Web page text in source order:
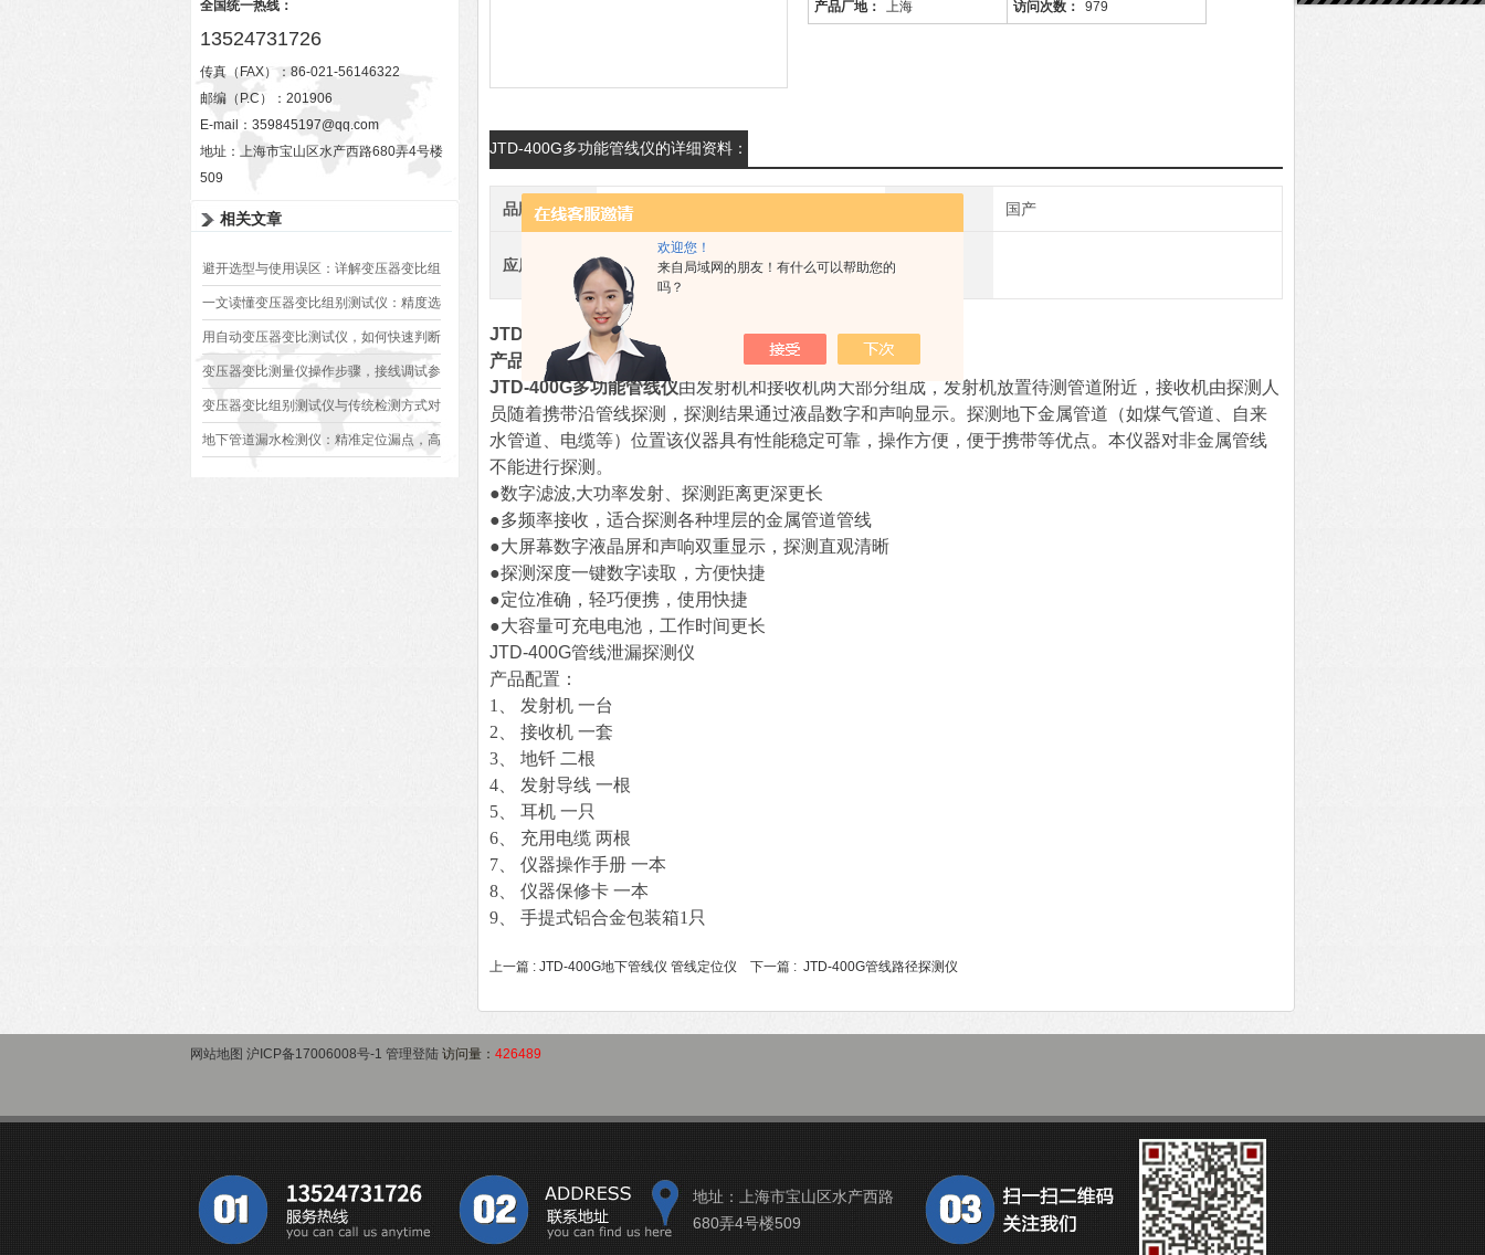
欢迎您！
来自局域网的朋友！有什么可以帮助您的
吗？
全国统一热线：
13524731726
传真（FAX）：86-021-56146322
邮编（P.C）：201906
E-mail： 359845197@qq.com
地址：上海市宝山区水产西路680弄4号楼
509
相关文章
避开选型与使用误区：详解变压器变比组
别测试仪的日常校准方法、常见组别识别
异常排查方案
一文读懂变压器变比组别测试仪：精度选
型、接线规范、报告生成全流程标准化操
作指南
用自动变压器变比测试仪，如何快速判断
变压器是否合格？
变压器变比测量仪操作步骤，接线调试参
数设定变比测试数据保存使用教程
变压器变比组别测试仪与传统检测方式对
比：精度、速度与安全性深度分析
地下管道漏水检测仪：精准定位漏点，高
产品厂地： 上海 访问次数： 979
JTD-400G多功能管线仪的详细资料：
品牌 其他品牌 国产
应用领域
化工,石油,地矿,电子/电池,道路/轨道/船
舶
JTD-400G多功能管线仪
产品介绍：
JTD-400G多功能管线仪由发射机和接收机两大部分组成，发射机放置待测管道附近，接收机由探测人
员随着携带沿管线探测，探测结果通过液晶数字和声响显示。探测地下金属管道（如煤气管道、自来
水管道、电缆等）位置该仪器具有性能稳定可靠，操作方便，便于携带等优点。本仪器对非金属管线
不能进行探测。
●数字滤波,大功率发射、探测距离更深更长
●多频率接收，适合探测各种埋层的金属管道管线
●大屏幕数字液晶屏和声响双重显示，探测直观清晰
●探测深度一键数字读取，方便快捷
●定位准确，轻巧便携，使用快捷
●大容量可充电电池，工作时间更长
JTD-400G管线泄漏探测仪
产品配置：
1、 发射机 一台
2、 接收机 一套
3、 地钎 二根
4、 发射导线 一根
5、 耳机 一只
6、 充用电缆 两根
7、 仪器操作手册 一本
8、 仪器保修卡 一本
9、 手提式铝合金包装箱1只
上一篇 : JTD-400G地下管线仪 管线定位仪 下一篇 : JTD-400G管线路径探测仪
网站地图 沪ICP备17006008号-1 管理登陆 访问量： 426489
地址：上海市宝山区水产西路
680弄4号楼509